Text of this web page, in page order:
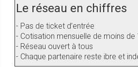
Le réseau en chiffres
- Pas de ticket d’entrée
- Cotisation mensuelle de moins de
- Réseau ouvert à tous
- Chaque partenaire reste ibre et